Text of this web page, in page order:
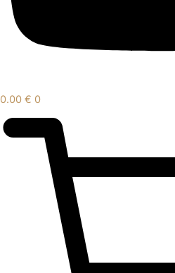
0.00 € 0